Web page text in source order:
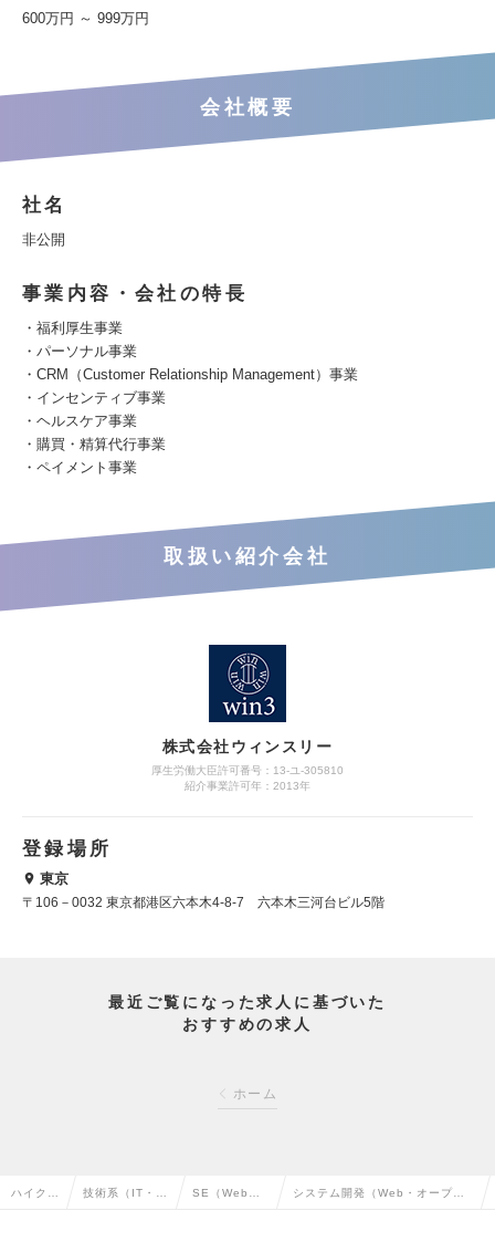
600万円 ～ 999万円
会社概要
社名
非公開
事業内容・会社の特長
・福利厚生事業
・パーソナル事業
・CRM（Customer Relationship Management）事業
・インセンティブ事業
・ヘルスケア事業
・購買・精算代行事業
・ペイメント事業
取扱い紹介会社
株式会社ウィンスリー
厚生労働大臣許可番号：13-ユ-305810
紹介事業許可年：2013年
登録場所
東京
〒106－0032 東京都港区六本木4-8-7 六本木三河台ビル5階
最近ご覧になった求人に基づいた
おすすめの求人
ホーム
ハイクラ 技術系（IT・W SE（Web・ システム開発（Web・オープン